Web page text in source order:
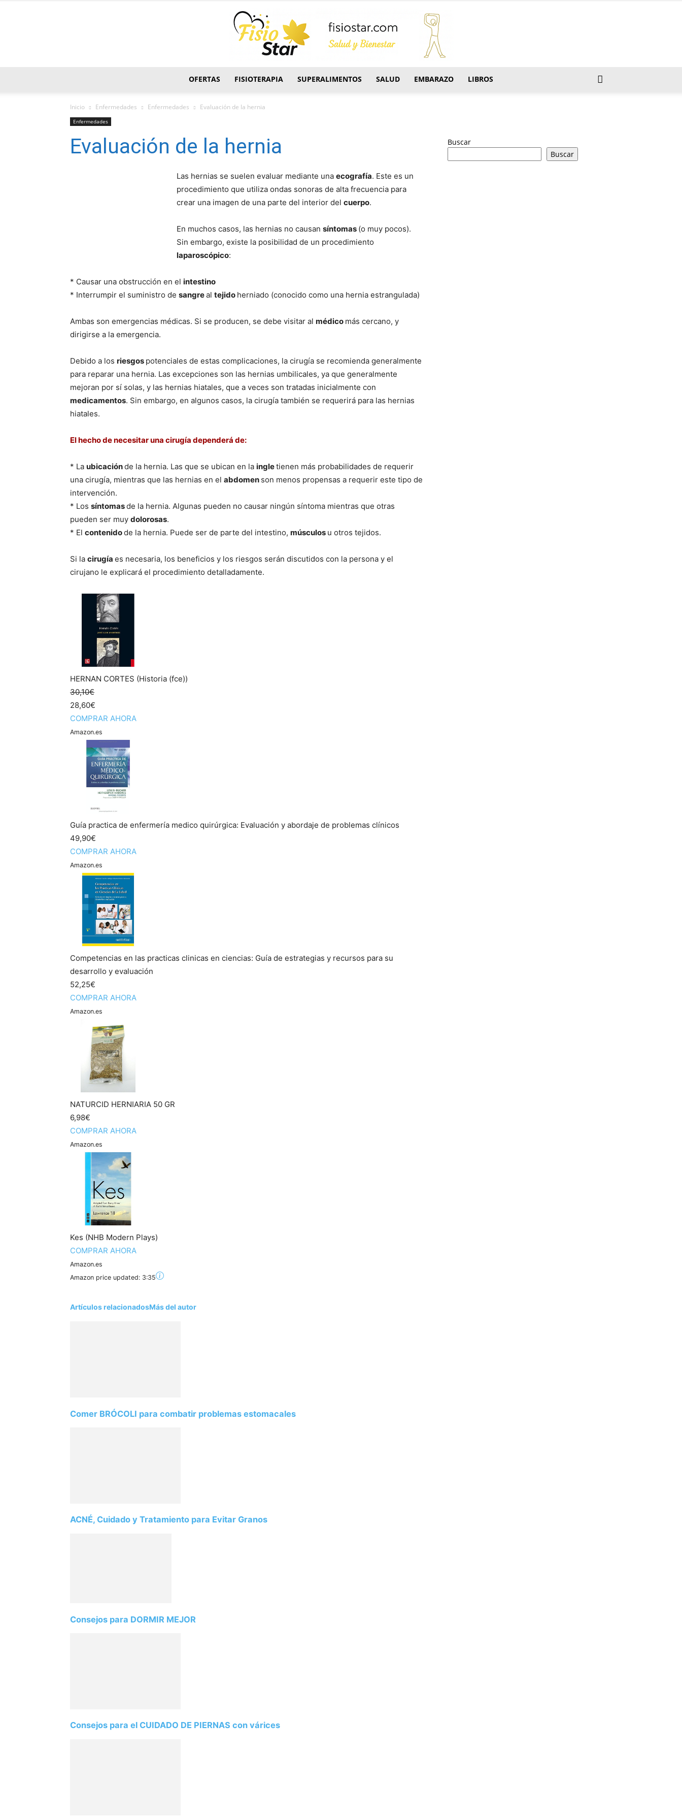
OFERTAS FISIOTERAPIA SUPERALIMENTOS SALUD EMBARAZO LIBROS
Inicio Enfermedades Enfermedades Evaluación de la hernia
Enfermedades
Evaluación de la hernia
Las hernias se suelen evaluar mediante una ecografí­a. Este es un
procedimiento que utiliza ondas sonoras de alta frecuencia para
crear una imagen de una parte del interior del cuerpo.
En muchos casos, las hernias no causan sí­ntomas (o muy pocos).
Sin embargo, existe la posibilidad de un procedimiento
laparoscópico:
* Causar una obstrucción en el intestino
* Interrumpir el suministro de sangreal tejido herniado (conocido como una hernia estrangulada)
Ambas son emergencias médicas. Si se producen, se debe visitar al médico más cercano, y
dirigirse a la emergencia.
Debido a los riesgos potenciales de estas complicaciones, la cirugí­a se recomienda generalmente
para reparar una hernia. Las excepciones son las hernias umbilicales, ya que generalmente
mejoran por sí­ solas, y las hernias hiatales, que a veces son tratadas inicialmente con
medicamentos. Sin embargo, en algunos casos, la cirugí­a también se requerirá para las hernias
hiatales.
El hecho de necesitar una cirugí­a dependerá de:
* La ubicaciónde la hernia. Las que se ubican en la ingletienen más probabilidades de requerir
una cirugí­a, mientras que las hernias en el abdomen son menos propensas a requerir este tipo de
intervención.
* Los sí­ntomasde la hernia. Algunas pueden no causar ningún sí­ntoma mientras que otras
pueden ser muy dolorosas.
* El contenidode la hernia. Puede ser de parte del intestino, músculos u otros tejidos.
Si la cirugí­a es necesaria, los beneficios y los riesgos serán discutidos con la persona y el
cirujano le explicará el procedimiento detalladamente.
HERNAN CORTES (Historia (fce))
30,10€
28,60€
COMPRAR AHORA
Amazon.es
Guía practica de enfermería medico quirúrgica: Evaluación y abordaje de problemas clínicos
49,90€
COMPRAR AHORA
Amazon.es
Competencias en las practicas clinicas en ciencias: Guía de estrategias y recursos para su
desarrollo y evaluación
52,25€
COMPRAR AHORA
Amazon.es
NATURCID HERNIARIA 50 GR
6,98€
COMPRAR AHORA
Amazon.es
Kes (NHB Modern Plays)
COMPRAR AHORA
Amazon.es
Amazon price updated: 3:35
Artículos relacionadosMás del autor
Comer BRÓCOLI para combatir problemas estomacales
ACNÉ, Cuidado y Tratamiento para Evitar Granos
Consejos para DORMIR MEJOR
Consejos para el CUIDADO DE PIERNAS con várices
Buscar
Buscar